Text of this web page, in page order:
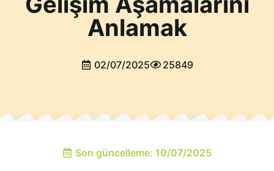
Anlamak
02/07/2025 25849
Son güncelleme: 10/07/2025